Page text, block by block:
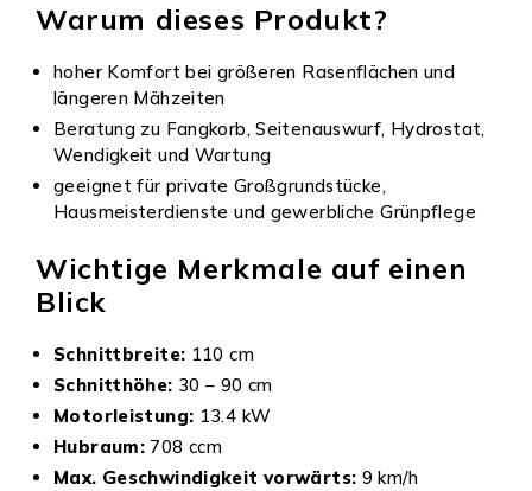
Warum dieses Produkt?
hoher Komfort bei größeren Rasenflächen und
längeren Mähzeiten
Beratung zu Fangkorb, Seitenauswurf, Hydrostat,
Wendigkeit und Wartung
geeignet für private Großgrundstücke,
Hausmeisterdienste und gewerbliche Grünpflege
Wichtige Merkmale auf einen
Blick
Schnittbreite: 110 cm
Schnitthöhe: 30 – 90 cm
Motorleistung: 13.4 kW
Hubraum: 708 ccm
Max. Geschwindigkeit vorwärts: 9 km/h